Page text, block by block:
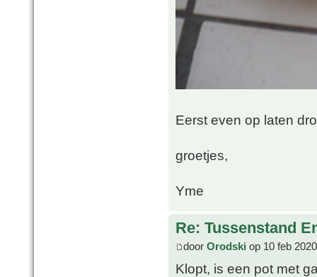
Eerst even op laten
groetjes,
Yme
Re: Tussenstand
door Orodski op 10 feb
Klopt, is een pot met